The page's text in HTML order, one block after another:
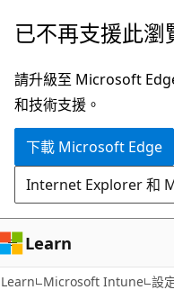
跳
主
要
內
已不再支援此瀏
請升級至 Microsoft
和技術支援。
下載 Microsoft Edge
Internet Explorer 和
Learn
Learn Microsoft Intune 設